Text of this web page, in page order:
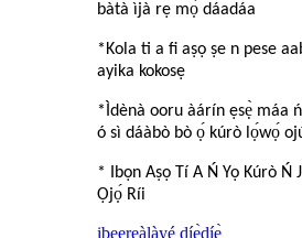
bàtà ìjà rẹ mọ́ dáadáa
*Kola ti a fi aṣọ ṣe n pese
ayika kokosẹ
*Ìdènà ooru àárín ẹsẹ̀ máa
ó sì dáàbò bò ọ́ kúrò lọ́wọ́
* Ibọn Aṣọ Tí A Ń Yọ Kúrò Ń
Ọjọ́ Ríi
ibeereàlàyé díẹ̀díẹ̀